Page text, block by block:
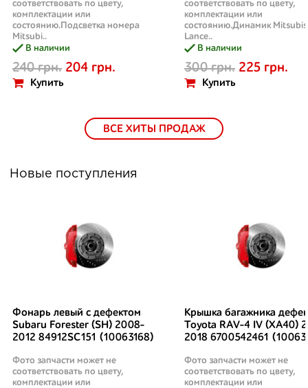
соответствовать по цвету,
комплектации или
состоянию.Подсветка номера
Mitsubi..
В наличии
240 грн. 204 грн.
Купить
соответствовать по цвету,
комплектации или
состоянию.Динамик
Lance..
В наличии
300 грн. 225 грн.
Купить
ВСЕ ХИТЫ ПРОДАЖ
Новые поступления
Фонарь левый с дефектом
Subaru Forester (SH) 2008-
2012 84912SC151 (10063168)
Фото запчасти может не
соответствовать по цвету,
комплектации или
Крышка багажника
Toyota RAV-4 IV (XA40)
2018 6700542461
Фото запчасти может не
соответствовать по цвету,
комплектации или